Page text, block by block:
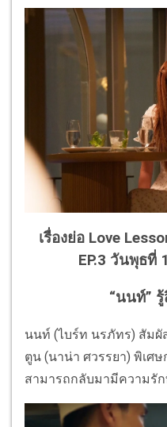
เรื่องย่อ Love
EP.3 วันพุธที่
“นนท์”
นนท์ (ไบร์ท นรภัทร) สัมผั
ตูน (นาน่า ศวรรยา) พิเศ
สามารถกลับมามีความรั